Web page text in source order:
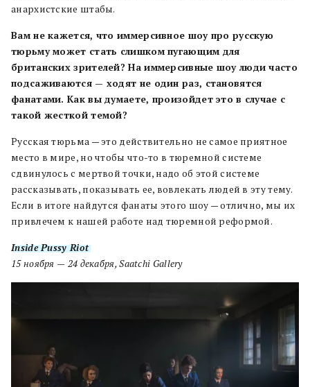
анархистские штабы.
Вам не кажется, что иммерсивное шоу про русскую
тюрьму может стать слишком пугающим для
британских зрителей? На иммерсивные шоу люди часто
подсаживаются — ходят не один раз, становятся
фанатами. Как вы думаете, произойдет это в случае с
такой жесткой темой?
Русская тюрьма — это действительно не самое приятное
место в мире, но чтобы что-то в тюремной системе
сдвинулось с мертвой точки, надо об этой системе
рассказывать, показывать ее, вовлекать людей в эту тему.
Если в итоге найдутся фанаты этого шоу — отлично, мы их
привлечем к нашей работе над тюремной реформой.
Inside Pussy Riot
15 ноября — 24 декабря, Saatchi Gallery